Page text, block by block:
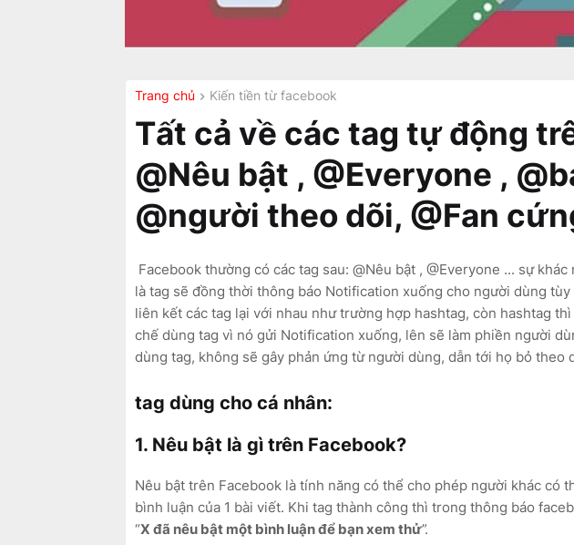
Trang chủ Kiến tiền từ facebook
Tất cả về các tag tự động
@Nêu bật , @Everyone ,
@người theo dõi, @Fan
Facebook thường có các tag sau: @Nêu bật , @Everyone ... sự
là tag sẽ đồng thời thông báo Notification xuống cho người dùng
liên kết các tag lại với nhau như trường hợp hashtag, còn hashtag
chế dùng tag vì nó gửi Notification xuống, lên sẽ làm phiền người
dùng tag, không sẽ gây phản ứng từ người dùng, dẫn tới họ bỏ theo
tag dùng cho cá nhân:
1. Nêu bật là gì trên Facebook?
Nêu bật trên Facebook là tính năng có thể cho phép người khác có
bình luận của 1 bài viết. Khi tag thành công thì trong thông báo
“X đã nêu bật một bình luận để bạn xem thử”.